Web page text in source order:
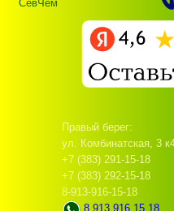
СевЧем
Правый берег:
ул. Комбинатская, 3
+7 (383) 291-15-18
+7 (383) 292-15-18
8-913-916-15-18
8 913 916 15 18